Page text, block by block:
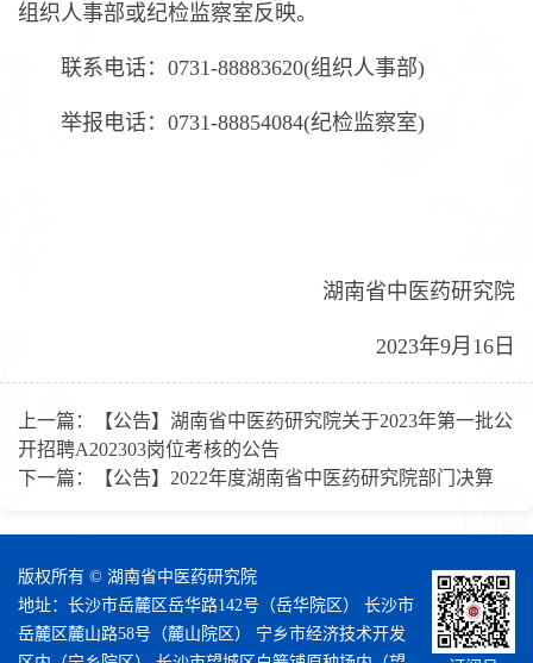
组织人事部或纪检监察室反映。
联系电话：0731-88883620(组织人事部)
举报电话：0731-88854084(纪检监察室)
湖南省中医药研究院
2023年9月16日
上一篇：
【公告】湖南省中医药研究院关于2023年第一批公
开招聘A202303岗位考核的公告
下一篇：
【公告】2022年度湖南省中医药研究院部门决算
版权所有 © 湖南省中医药研究院
地址：长沙市岳麓区岳华路142号（岳华院区） 长沙市
岳麓区麓山路58号（麓山院区） 宁乡市经济技术开发